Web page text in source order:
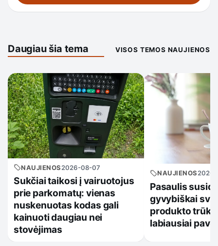
Daugiau šia tema VISOS TEMOS NAUJIENOS
NAUJIENOS2026-08-07
Sukčiai taikosi į vairuotojus
prie parkomatų: vienas
nuskenuotas kodas gali
kainuoti daugiau nei
stovėjimas
NAUJIENOS
Pasaulis
gyvybiškai
produkto
labiausiai